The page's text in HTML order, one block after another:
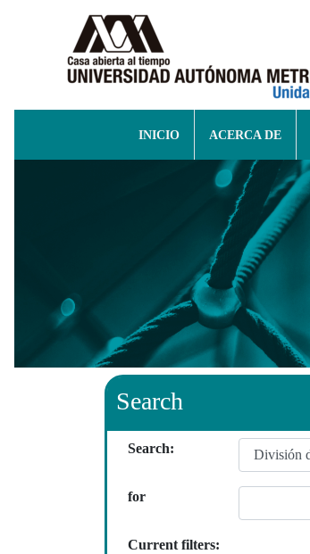
INICIO ACERCA DE
Search
Search:
for
Current filters: